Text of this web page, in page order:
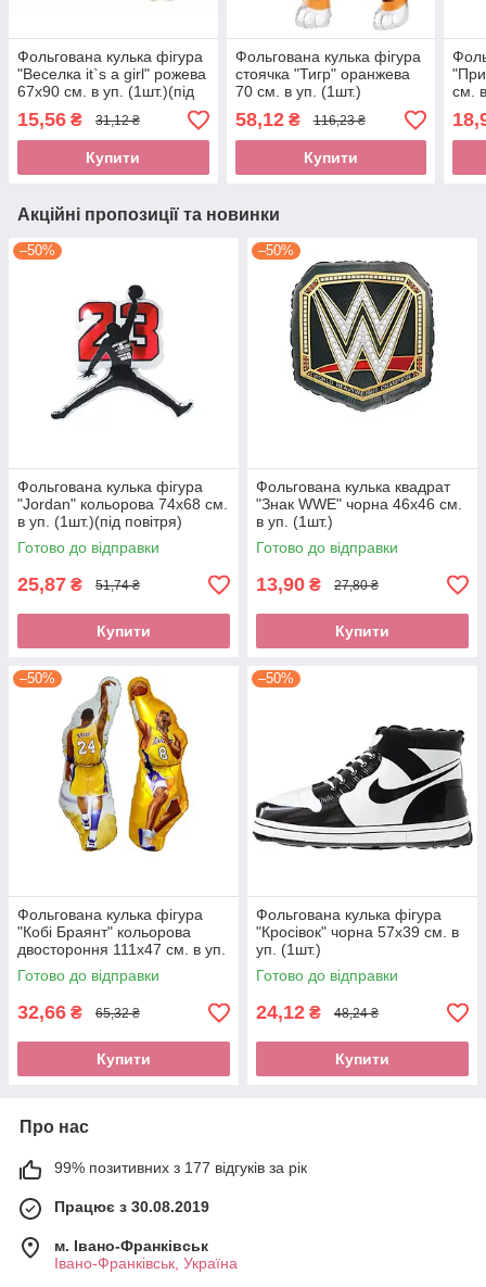
Фольгована кулька фігура
"Веселка it`s a girl" рожева
67х90 см. в уп. (1шт.)(під
повітря)
15,56 ₴ 31,12 ₴
Купити
Фольгована кулька фігура
стоячка "Тигр" оранжева
70 см. в уп. (1шт.)
58,12₴ 116,23 ₴
Купити
см.
Акційні пропозиції та новинки
–50%
Фольгована кулька фігура
"Jordan" кольорова 74х68 см.
в уп. (1шт.)(під повітря)
Готово до відправки
25,87 ₴ 51,74 ₴
Купити
–50%
Фольгована кулька квадрат
"Знак WWE" чорна 46х46 см.
в уп. (1шт.)
Готово до відправки
13,90 ₴ 27,80 ₴
Купити
–50%
Фольгована кулька фігура
"Кобі Браянт" кольорова
двостороння 111х47 см. в уп.
(1шт.)
Готово до відправки
32,66 ₴ 65,32 ₴
Купити
–50%
Фольгована кулька фігура
"Кросівок" чорна 57х39 см. в
уп. (1шт.)
Готово до відправки
24,12 ₴ 48,24 ₴
Купити
Про нас
99% позитивних з 177 відгуків за рік
Працює з 30.08.2019
м. Івано-Франківськ
Івано-Франківськ, Україна